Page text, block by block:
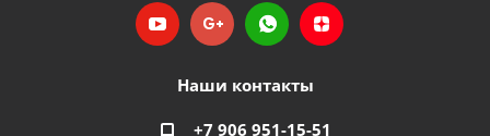
Наши контакты
+7 906 951-15-51